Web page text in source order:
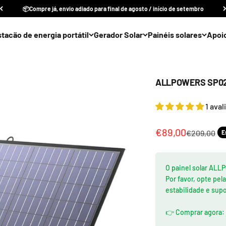
📦Compre já, envio adiado para final de agosto / início de setembro
de energia portátil Gerador Solar Painéis solares
ALLPOWERS
1
Preço
€89,00Preço
€209,00
O painel solar
Por favor, opte
estabilidade e
👉 Comprar agora: